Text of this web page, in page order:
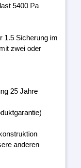
5400 Pa
1.5 Sicherung im
zwei oder
25 Jahre
anderen